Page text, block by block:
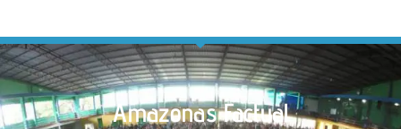
Amazonas Factual